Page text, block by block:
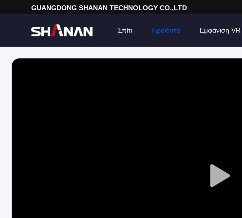
GUANGDONG SHANAN TECHNOLOGY CO.,LTD
Σπίτι Προϊόντα Εμφάνιση VR
Play